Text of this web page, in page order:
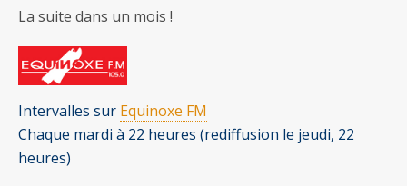
La suite dans un mois !
Intervalles sur Equinoxe FM
Chaque mardi à 22 heures (rediffusion le jeudi, 22
heures)